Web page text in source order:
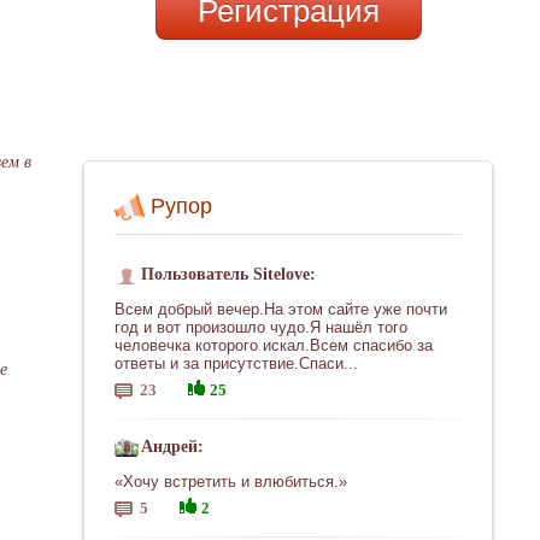
Регистрация
Рупор
Пользователь Sitelove:
Всем добрый вечер.На этом сайте уже почти
год и вот произошло чудо.Я нашёл того
человечка которого искал.Всем спасибо за
ответы и за присутствие.Спаси...
23
25
Андрей:
«Хочу встретить и влюбиться.»
5
2
в